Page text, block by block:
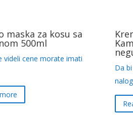
maska za kosu sa
500ml
videli cene morate imati
Da
nalog